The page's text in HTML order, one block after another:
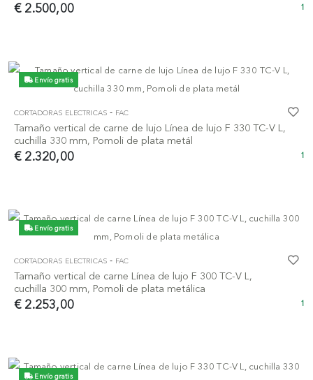
€ 2.500,00 1
Envío gratis
CORTADORAS ELECTRICAS - FAC
Tamaño vertical de carne de lujo Línea de lujo F 330 TC-V L,
cuchilla 330 mm, Pomoli de plata metál
€ 2.320,00 1
Envío gratis
CORTADORAS ELECTRICAS - FAC
Tamaño vertical de carne Línea de lujo F 300 TC-V L,
cuchilla 300 mm, Pomoli de plata metálica
€ 2.253,00 1
Envío gratis